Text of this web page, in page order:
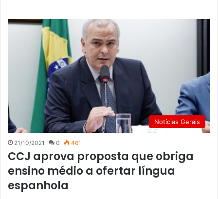
Notícias Gerais
21/10/2021 0 461
CCJ aprova proposta que obriga
ensino médio a ofertar língua
espanhola